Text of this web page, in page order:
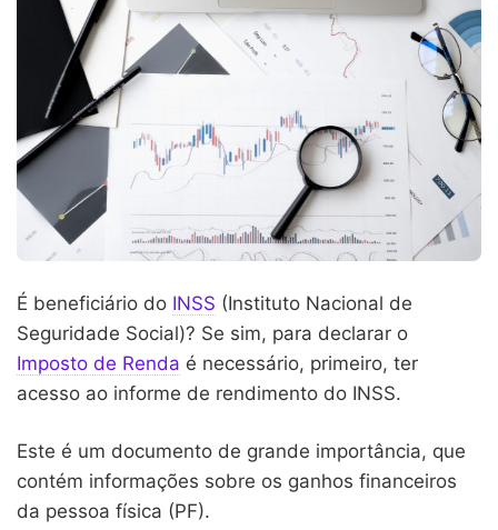
É beneficiário do INSS (Instituto Nacional de
Seguridade Social)? Se sim, para declarar o
Imposto de Renda é necessário, primeiro, ter
acesso ao informe de rendimento do INSS.
Este é um documento de grande importância, que
contém informações sobre os ganhos financeiros
da pessoa física (PF).